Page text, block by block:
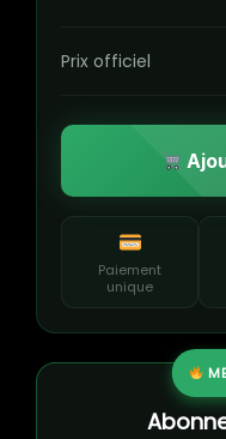
Prix officiel
Paiement
unique